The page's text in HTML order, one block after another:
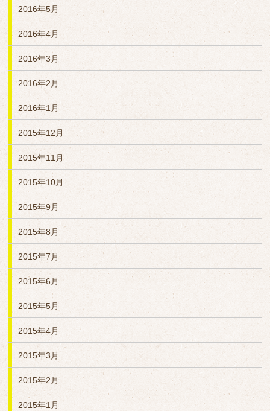
2016年5月
2016年4月
2016年3月
2016年2月
2016年1月
2015年12月
2015年11月
2015年10月
2015年9月
2015年8月
2015年7月
2015年6月
2015年5月
2015年4月
2015年3月
2015年2月
2015年1月